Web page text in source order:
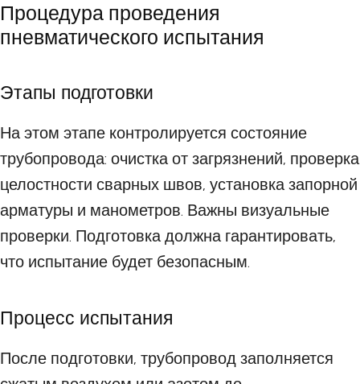
Процедура проведения
пневматического испытания
Этапы подготовки
На этом этапе контролируется состояние
трубопровода: очистка от загрязнений, проверка
целостности сварных швов, установка запорной
арматуры и манометров. Важны визуальные
проверки. Подготовка должна гарантировать,
что испытание будет безопасным.
Процесс испытания
После подготовки, трубопровод заполняется